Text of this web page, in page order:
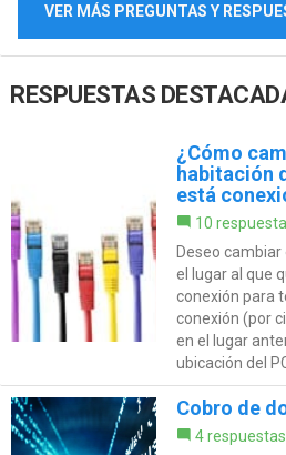
VER MÁS PREGUNTAS Y
RESPUESTAS
¿Cómo
habitación
está
10
Deseo
el lugar al que
conexión para
conexión (por
en el lugar
ubicación del
Cobro de
4 respuestas